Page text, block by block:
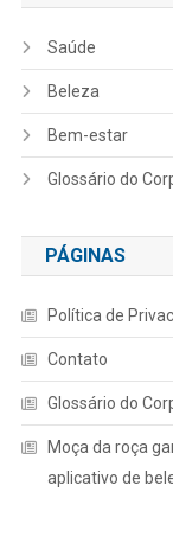
Saúde
Beleza
Bem-estar
Glossário do
PÁGINAS
Política de
Contato
Glossário do
Moça da roça
aplicativo de